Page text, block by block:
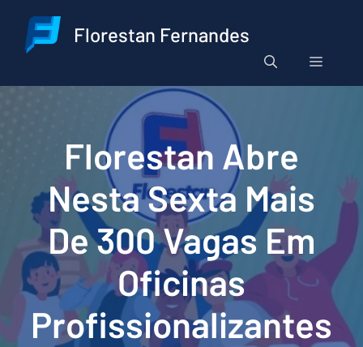
para
Florestan Fernandes
Menu
Florestan Abre
Nesta Sexta Mais
De 300 Vagas Em
Oficinas
Profissionalizantes